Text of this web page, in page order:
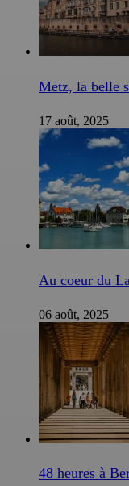
Metz, la belle
17 août, 2025
Au coeur du
06 août, 2025
48 heures à